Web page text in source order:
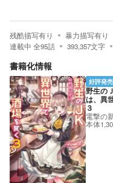
残酷描写有り
暴力描写有り
連載中 全95話 393,357文字
書籍化情報
好評発
野生の
は、異
３
電撃の
本体